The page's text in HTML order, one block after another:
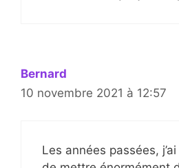
Bernard
10 novembre 2021 à 12:57
Les années passées,